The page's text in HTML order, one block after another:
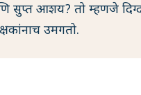
सुप्त आशय? तो म्हणजे
उमगतो.